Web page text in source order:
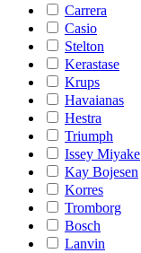
Carrera
Casio
Stelton
Kerastase
Krups
Havaianas
Hestra
Triumph
Issey Miyake
Kay Bojesen
Korres
Tromborg
Bosch
Lanvin